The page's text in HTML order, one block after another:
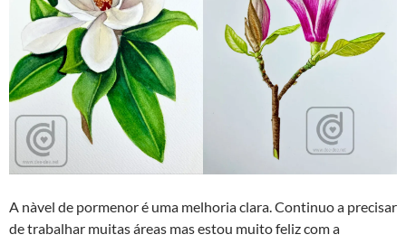
A nàvel de pormenor é uma melhoria clara. Continuo a precisar
de trabalhar muitas áreas mas estou muito feliz com a